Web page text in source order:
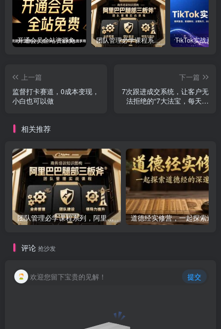
开通会员全站资源免费下载 开通VIP会员 HY资源库 团队管理必学课程系列，阿里巴巴“腿部三板斧”
上一篇
监督打卡赛道，0成本变现，
小白也可以做
下一篇
7次跟进成交系统，让客户无
法拒绝的“7大法宝，每天轻
相关推荐
团队管理必学课程系列，阿里巴巴“腿部三板斧”
评论 抢沙发
欢迎您留下宝贵的见解！ 提交